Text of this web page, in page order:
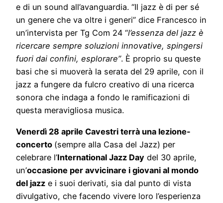
e di un sound all’avanguardia. “Il jazz è di per sé
un genere che va oltre i generi” dice Francesco in
un’intervista per Tg Com 24 “l’essenza del jazz è
ricercare sempre soluzioni innovative, spingersi
fuori dai confini, esplorare”. È proprio su queste
basi che si muoverà la serata del 29 aprile, con il
jazz a fungere da fulcro creativo di una ricerca
sonora che indaga a fondo le ramificazioni di
questa meravigliosa musica.
Venerdì 28 aprile Cavestri terrà una lezione-
concerto (sempre alla Casa del Jazz) per
celebrare l’International Jazz Day del 30 aprile,
un’occasione per avvicinare i giovani al mondo
del jazz e i suoi derivati, sia dal punto di vista
divulgativo, che facendo vivere loro l’esperienza